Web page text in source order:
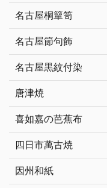
名古屋桐簞笥
名古屋節句飾
名古屋黒紋付染
唐津焼
喜如嘉の芭蕉布
四日市萬古焼
因州和紙